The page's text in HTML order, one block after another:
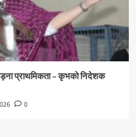
प्राथमिकता – कृभको निदेशक
0